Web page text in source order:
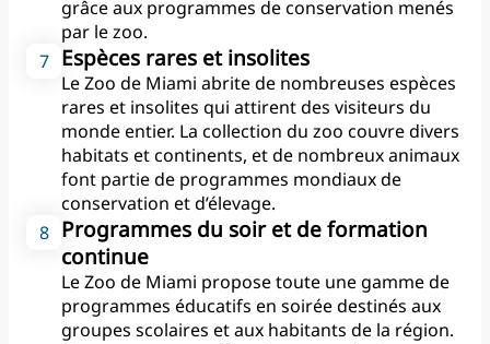
8. Allées et sentiers
Miami sont conçus pour être
adaptés aux fauteuils
roulants, offrant des
surfaces lisses et un accès
facile aux expositions
d'animaux, avec des sentiers
pavés et naturels à explorer.
9. Visites guidées et services
Pour ceux qui souhaitent
découvrir le zoo sans trop
grâce aux programmes de conservation menés
par le zoo.
Espèces rares et insolites
Le Zoo de Miami abrite de nombreuses espèces
rares et insolites qui attirent des visiteurs du
monde entier. La collection du zoo couvre divers
habitats et continents, et de nombreux animaux
font partie de programmes mondiaux de
conservation et d’élevage.
Programmes du soir et de formation
continue
Le Zoo de Miami propose toute une gamme de
programmes éducatifs en soirée destinés aux
groupes scolaires et aux habitants de la région.